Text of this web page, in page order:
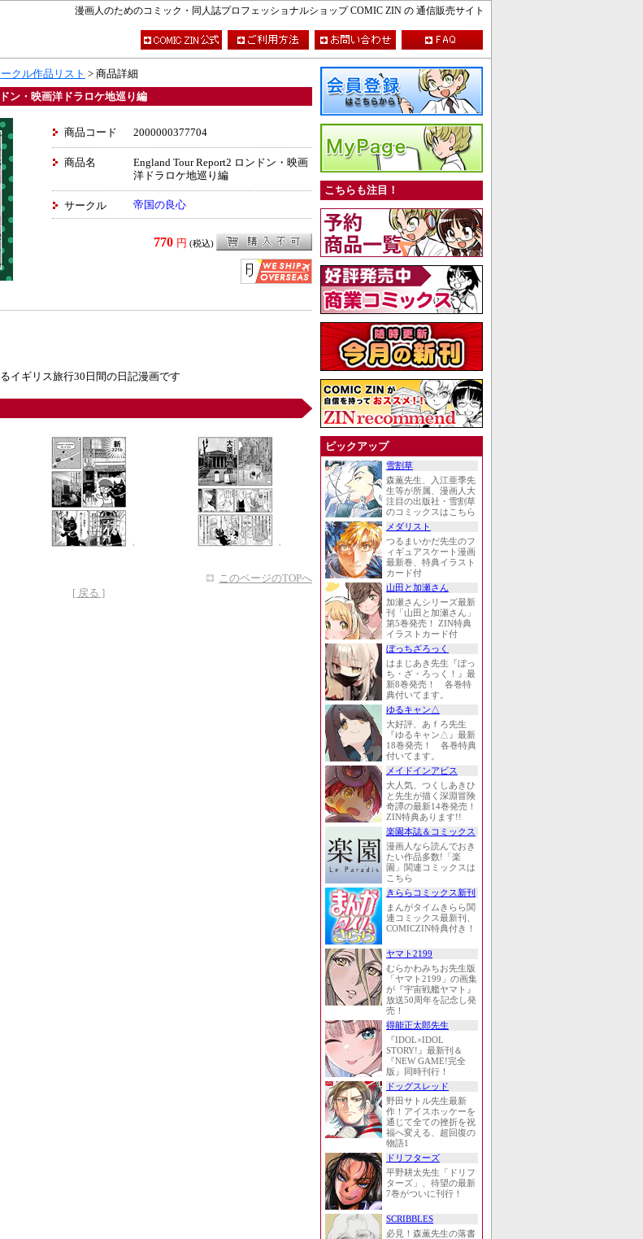
漫画人のためのコミック・同人誌プロフェッショナルショップ COMIC ZIN の 通信販売サイト
クル作品リスト > 商品詳細
ン・映画洋ドラロケ地巡り編
商品コード 2000000377704
商品名
England Tour Report2 ロンドン・映画
洋ドラロケ地巡り編
サークル 帝国の良心
770 円 (税込)
イギリス旅行30日間の日記漫画です
このページのTOPへ
[ 戻る ]
こちらも注目！
ピックアップ
雪割草
森薫先生、入江亜季先
生等が所属、漫画人大
注目の出版社・雪割草
のコミックスはこちら
メダリスト
つるまいかだ先生のフ
ィギュアスケート漫画
最新巻、特典イラスト
カード付
山田と加瀬さん
加瀬さんシリーズ最新
刊「山田と加瀬さん」
第5巻発売！ ZIN特典
イラストカード付
ぼっちざろっく
はまじあき先生『ぼっ
ち・ざ・ろっく！』最
新8巻発売！ 各巻特
典付いてます。
ゆるキャン△
大好評、あｆろ先生
『ゆるキャン△』最新
18巻発売！ 各巻特典
付いてます。
メイドインアビス
大人気、つくしあきひ
と先生が描く深淵冒険
奇譚の最新14巻発売！
ZIN特典あります!!
楽園本誌＆コミックス
漫画人なら読んでおき
たい作品多数!「楽
園」関連コミックスは
こちら
きららコミックス新刊
まんがタイムきらら関
連コミックス最新刊、
COMICZIN特典付き！
ヤマト2199
むらかわみちお先生版
「ヤマト2199」の画集
が『宇宙戦艦ヤマト』
放送50周年を記念し発
売！
得能正太郎先生
『IDOL×IDOL
STORY!』最新刊＆
『NEW GAME!完全
版』同時刊行！
ドッグスレッド
野田サトル先生最新
作！アイスホッケーを
通じて全ての挫折を祝
福へ変える、超回復の
物語1
ドリフターズ
平野耕太先生「ドリフ
ターズ」、待望の最新
7巻がついに刊行！
SCRIBBLES
必見！森薫先生の落書